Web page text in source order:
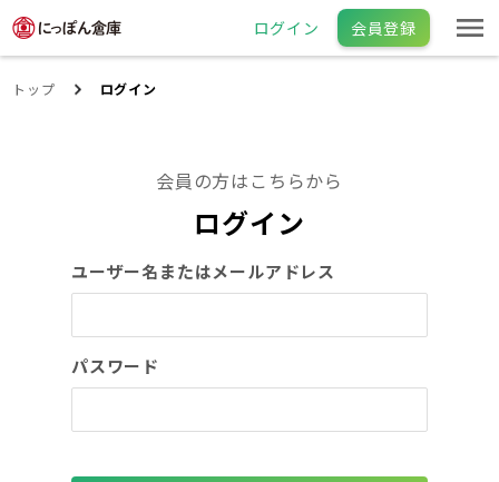
ログイン 会員登録
トップ ログイン
会員の方はこちらから
ログイン
ユーザー名またはメールアドレス
パスワード